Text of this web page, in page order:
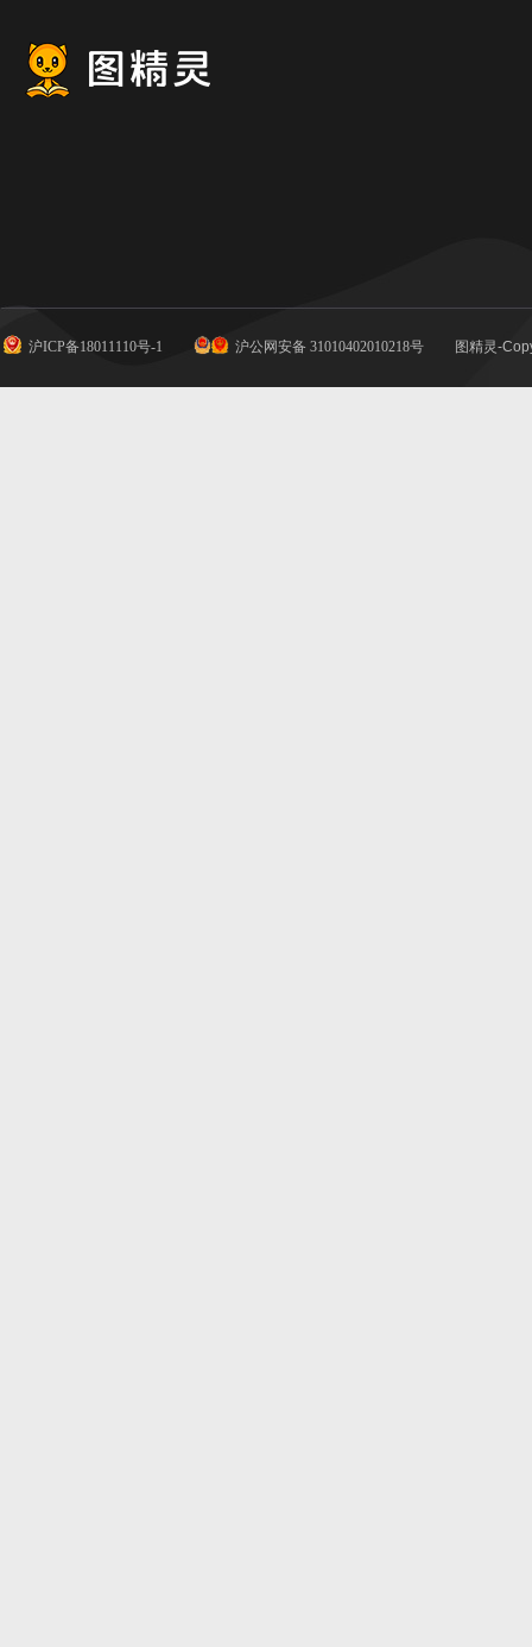
沪ICP备18011110号-1 沪公网安备 31010402010218号 图精灵-